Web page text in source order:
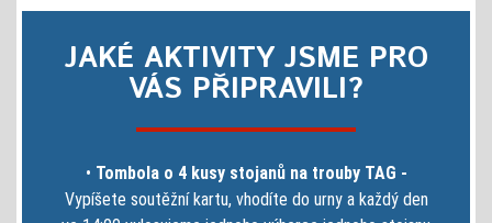
JAKÉ AKTIVITY JSME PRO
VÁS PŘIPRAVILI?
• Tombola o 4 kusy stojanů na trouby TAG -
Vypíšete soutěžní kartu, vhodíte do urny a každý den